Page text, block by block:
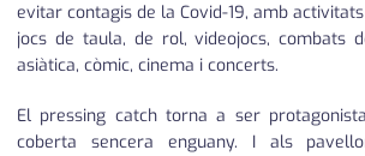
evitar contagis de la Covid-19, amb
jocs de taula, de rol, videojocs, combats
asiàtica, còmic, cinema i concerts.
El pressing catch torna a ser
coberta sencera enguany. I als